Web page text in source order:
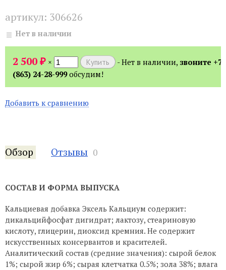
артикул: 306626
Нет в наличии
2 500₽ × - Нет в наличии, звоните +7
(863) 24-28-999обсудим!
Добавить к сравнению
Обзор Отзывы 0
СОСТАВ И ФОРМА ВЫПУСКА
Кальциевая добавка Эксель Кальциум содержит:
дикальцийфосфат дигидрат; лактозу, стеариновую
кислоту, глицерин, диоксид кремния. Не содержит
искусственных консервантов и красителей.
Аналитический состав (средние значения): сырой белок
1%; сырой жир 6%; сырая клетчатка 0.5%; зола 38%; влага